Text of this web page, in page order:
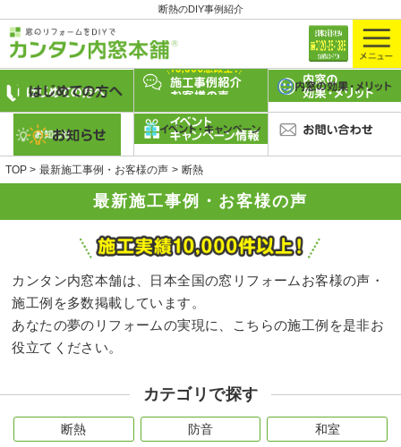
断熱のDIY事例紹介
最新施工事例・お客様の声
TOP 最新施工事例・お客様の声 断熱
カンタン内窓本舗は、日本全国の窓リフォームお客様の声・
施工例を多数掲載しています。
あなたの夢のリフォームの実現に、こちらの施工例を是非お
役立てください。
カテゴリで探す
断熱 防音 和室